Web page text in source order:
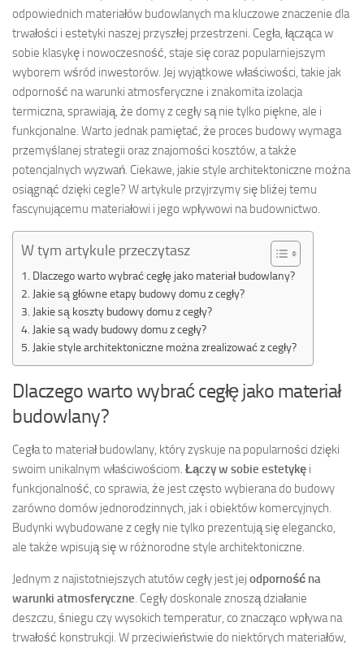
odpowiednich materiałów budowlanych ma kluczowe znaczenie dla
trwałości i estetyki naszej przyszłej przestrzeni. Cegła, łącząca w
sobie klasykę i nowoczesność, staje się coraz popularniejszym
wyborem wśród inwestorów. Jej wyjątkowe właściwości, takie jak
odporność na warunki atmosferyczne i znakomita izolacja
termiczna, sprawiają, że domy z cegły są nie tylko piękne, ale i
funkcjonalne. Warto jednak pamiętać, że proces budowy wymaga
przemyślanej strategii oraz znajomości kosztów, a także
potencjalnych wyzwań. Ciekawe, jakie style architektoniczne można
osiągnąć dzięki cegle? W artykule przyjrzymy się bliżej temu
fascynującemu materiałowi i jego wpływowi na budownictwo.
W tym artykule przeczytasz
Dlaczego warto wybrać cegłę jako materiał budowlany?
Jakie są główne etapy budowy domu z cegły?
Jakie są koszty budowy domu z cegły?
Jakie są wady budowy domu z cegły?
Jakie style architektoniczne można zrealizować z cegły?
Dlaczego warto wybrać cegłę jako materiał
budowlany?
Cegła to materiał budowlany, który zyskuje na popularności dzięki
swoim unikalnym właściwościom. Łączy w sobie estetykę i
funkcjonalność, co sprawia, że jest często wybierana do budowy
zarówno domów jednorodzinnych, jak i obiektów komercyjnych.
Budynki wybudowane z cegły nie tylko prezentują się elegancko,
ale także wpisują się w różnorodne style architektoniczne.
Jednym z najistotniejszych atutów cegły jest jej odporność na
warunki atmosferyczne. Cegły doskonale znoszą działanie
deszczu, śniegu czy wysokich temperatur, co znacząco wpływa na
trwałość konstrukcji. W przeciwieństwie do niektórych materiałów,